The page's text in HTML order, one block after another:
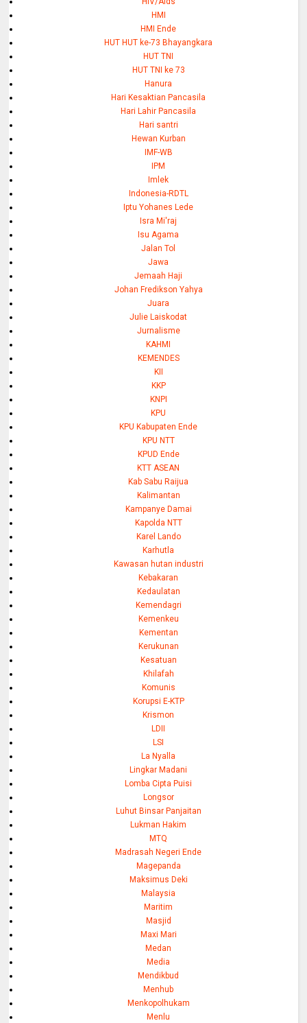
HMI
HMI Ende
HUT HUT ke-73 Bhayangkara
HUT TNI
HUT TNI ke 73
Hanura
Hari Kesaktian Pancasila
Hari Lahir Pancasila
Hari santri
Hewan Kurban
IMF-WB
IPM
Imlek
Indonesia-RDTL
Iptu Yohanes Lede
Isra Mi'raj
Isu Agama
Jalan Tol
Jawa
Jemaah Haji
Johan Fredikson Yahya
Juara
Julie Laiskodat
Jurnalisme
KAHMI
KEMENDES
KII
KKP
KNPI
KPU
KPU Kabupaten Ende
KPU NTT
KPUD Ende
KTT ASEAN
Kab Sabu Raijua
Kalimantan
Kampanye Damai
Kapolda NTT
Karel Lando
Karhutla
Kawasan hutan industri
Kebakaran
Kedaulatan
Kemendagri
Kemenkeu
Kementan
Kerukunan
Kesatuan
Khilafah
Komunis
Korupsi E-KTP
Krismon
LDII
LSI
La Nyalla
Lingkar Madani
Lomba Cipta Puisi
Longsor
Luhut Binsar Panjaitan
Lukman Hakim
MTQ
Madrasah Negeri Ende
Magepanda
Maksimus Deki
Malaysia
Maritim
Masjid
Maxi Mari
Medan
Media
Mendikbud
Menhub
Menkopolhukam
Menlu